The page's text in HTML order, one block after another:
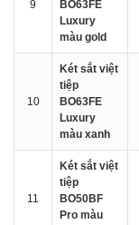
9
BO63FE
Luxury
màu gold
10
Két sắt việt
tiệp
BO63FE
Luxury
màu xanh
11
Két sắt việt
tiệp
BO50BF
Pro màu